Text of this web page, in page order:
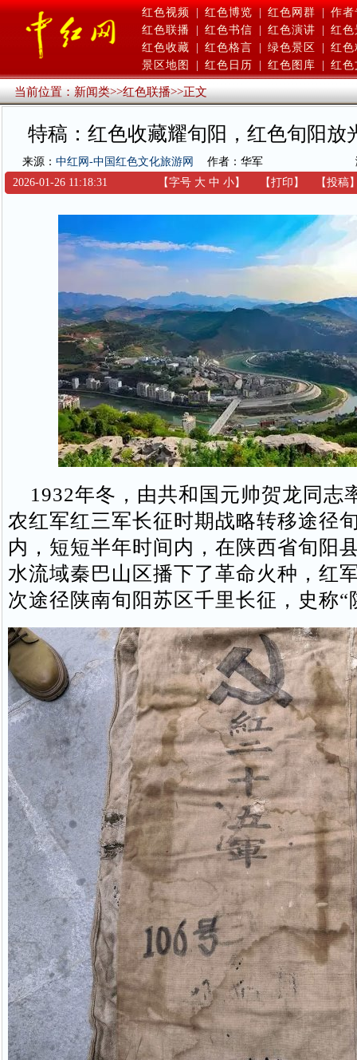
红色视频 | 红色博览 | 红色网群 | 作者
红色联播
红色书信 红色演讲
红色
红色收藏
红色格言 绿色景区
红色
景区地图
红色日历 红色图库 红色
当前位置：新闻类>>红色联播>>正文
特稿：红色收藏耀旬阳，红色旬阳放
来源： 中红网-中国红色文化旅游网 作者：华军
2026-01-26 11:18:31
【字号 大 中 小】 【打印 】 【投稿
1932年冬，由共和国元帅贺龙同志
农红军红三军长征时期战略转移途径
内，短短半年时间内，在陕西省旬阳
水流域秦巴山区播下了革命火种，红
次途径陕南旬阳苏区千里长征，史称“